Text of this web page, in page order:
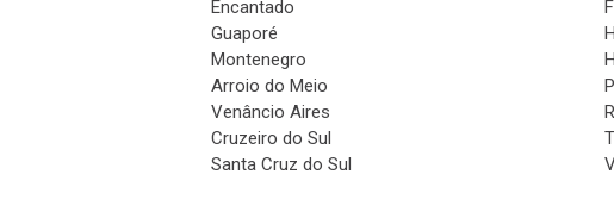
Encantado
Guaporé
Montenegro
Arroio do Meio
Venâncio Aires
Cruzeiro do Sul
Santa Cruz do Sul